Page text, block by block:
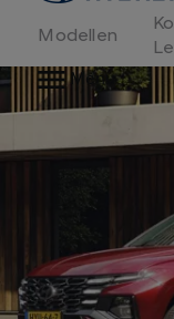
Modellen
Menu